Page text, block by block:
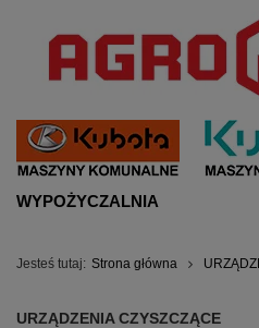
WYPOŻYCZALNIA
Jesteś tutaj: Strona główna
URZĄDZENIA CZYSZCZĄCE